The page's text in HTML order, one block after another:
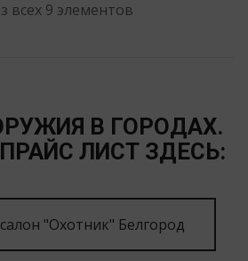
всех 9 элементов
В ГОРОДАХ.
ЛИСТ ЗДЕСЬ:
"Охотник" Белгород